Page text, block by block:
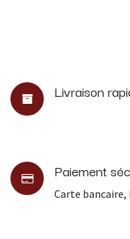
Livraison
Paiement
Carte bancaire,